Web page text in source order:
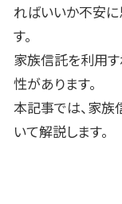
ればいいか不安に
す。
家族信託を利用す
性があります。
本記事では、家族
いて解説します。